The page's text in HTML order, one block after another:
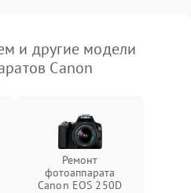
и другие модели
Canon
Ремонт
фотоаппарата
Canon EOS 250D